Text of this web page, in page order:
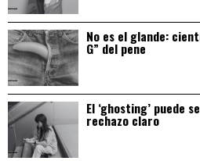
No es el glande:
G” del pene
El ‘ghosting’ puede
rechazo claro